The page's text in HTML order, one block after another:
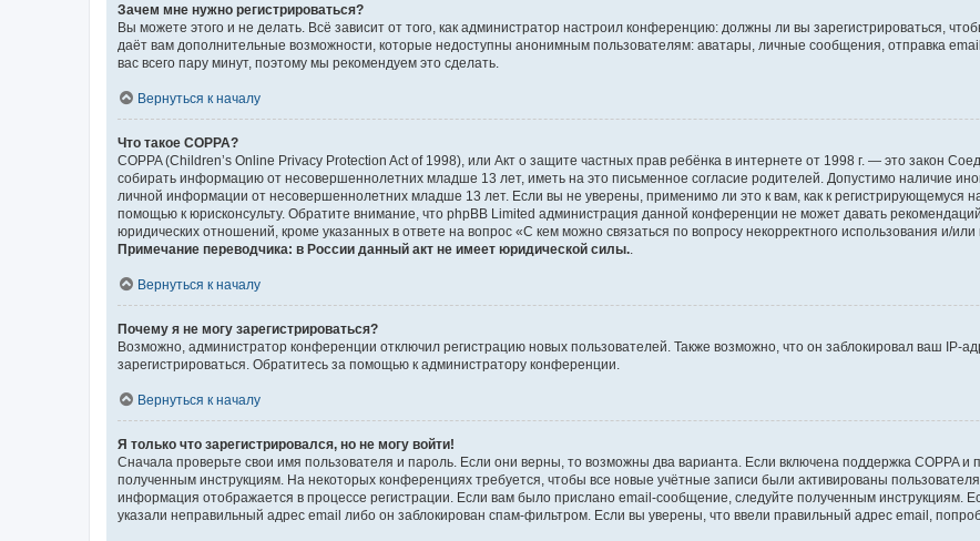
Зачем мне нужно регистрироваться?
Вы можете этого и не делать. Всё зависит от того, как администратор настроил конференцию: должны ли вы зарегистрироваться,
даёт вам дополнительные возможности, которые недоступны анонимным пользователям: аватары, личные сообщения, отправка
вас всего пару минут, поэтому мы рекомендуем это сделать.
Вернуться к началу
Что такое COPPA?
COPPA (Children’s Online Privacy Protection Act of 1998), или Акт о защите частных прав ребёнка в интернете от 1998 г. — это закон
собирать информацию от несовершеннолетних младше 13 лет, иметь на это письменное согласие родителей. Допустимо наличие
личной информации от несовершеннолетних младше 13 лет. Если вы не уверены, применимо ли это к вам, как к регистрирующемуся
помощью к юрисконсульту. Обратите внимание, что phpBB Limited администрация данной конференции не может давать
юридических отношений, кроме указанных в ответе на вопрос «С кем можно связаться по вопросу некорректного использования и/
Примечание переводчика: в России данный акт не имеет юридической силы.
Вернуться к началу
Почему я не могу зарегистрироваться?
Возможно, администратор конференции отключил регистрацию новых пользователей. Также возможно, что он заблокировал ваш IP-
зарегистрироваться. Обратитесь за помощью к администратору конференции.
Вернуться к началу
Я только что зарегистрировался, но не могу войти!
Сначала проверьте свои имя пользователя и пароль. Если они верны, то возможны два варианта. Если включена поддержка COPPA и
полученным инструкциям. На некоторых конференциях требуется, чтобы все новые учётные записи были активированы
информация отображается в процессе регистрации. Если вам было прислано email-сообщение, следуйте полученным инструкциям.
указали неправильный адрес email либо он заблокирован спам-фильтром. Если вы уверены, что ввели правильный адрес email,